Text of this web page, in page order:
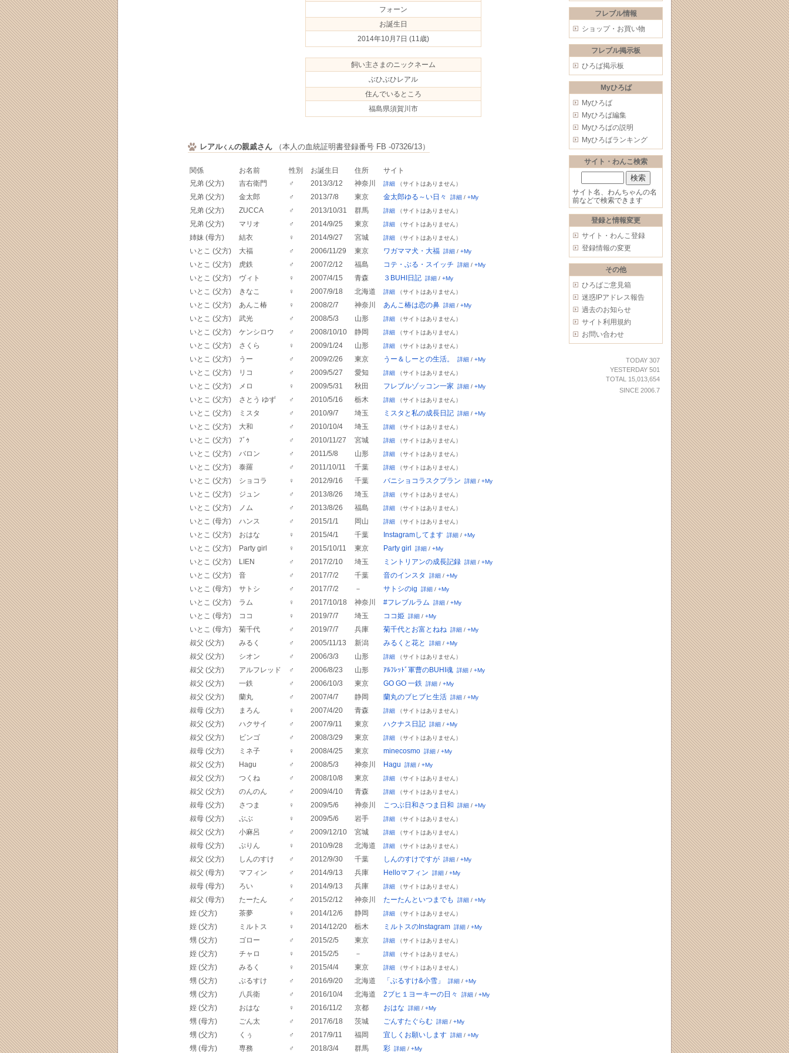
フレブル情報
ショップ・お買い物
フレブル掲示板
ひろば掲示板
Myひろば
Myひろば
Myひろば編集
Myひろばの説明
Myひろばランキング
サイト・わんこ検索
サイト名、わんちゃんの名
前などで検索できます
登録と情報変更
サイト・わんこ登録
登録情報の変更
その他
ひろばご意見箱
迷惑IPアドレス報告
過去のお知らせ
サイト利用規約
お問い合わせ
TODAY 307
YESTERDAY 501
TOTAL 15,013,654
SINCE 2006.7
フォーン
お誕生日
2014年10月7日 (11歳)
飼い主さまのニックネーム
ぶひぶひレアル
住んでいるところ
福島県須賀川市
レアルくんの親戚さん（本人の血統証明書登録番号 FB -07326/13）
関係 お名前 性別 お誕生日 住所
サイト
兄弟 (父方)
吉右衛門 ♂ 2013/3/12 神奈川 詳細（サイトはありません）
兄弟 (父方) 金太郎 ♂ 2013/7/8 東京 金太郎ゆる～い日々 詳細/ +My
兄弟 (父方) ZUCCA ♂ 2013/10/31 群馬 詳細（サイトはありません）
兄弟 (父方) マリオ ♂ 2014/9/25 東京 詳細（サイトはありません）
姉妹 (母方) 結衣 ♀ 2014/9/27 宮城 詳細（サイトはありません）
いとこ (父方) 大福 ♂ 2006/11/29 東京 ワガママ犬・大福 詳細/ +My
いとこ (父方) 虎鉄 ♂ 2007/2/12 福島 コテ・ぶる・スイッチ 詳細/ +My
いとこ (父方) ヴィト ♀ 2007/4/15 青森 ３BUHI日記 詳細/ +My
いとこ (父方) きなこ ♀ 2007/9/18 北海道 詳細（サイトはありません）
いとこ (父方) あんこ椿 ♀ 2008/2/7 神奈川 あんこ椿は恋の鼻 詳細/ +My
いとこ (父方) 武光 ♂ 2008/5/3 山形 詳細（サイトはありません）
いとこ (父方) ケンシロウ ♂ 2008/10/10 静岡 詳細（サイトはありません）
いとこ (父方) さくら ♀ 2009/1/24 山形 詳細（サイトはありません）
いとこ (父方) うー ♂ 2009/2/26 東京 うー＆しーとの生活。 詳細/ +My
いとこ (父方) リコ ♂ 2009/5/27 愛知 詳細（サイトはありません）
いとこ (父方) メロ ♀ 2009/5/31 秋田 フレブルゾッコン一家 詳細/ +My
いとこ (父方) さとう ゆず ♂ 2010/5/16 栃木 詳細（サイトはありません）
いとこ (父方) ミスタ ♂ 2010/9/7 埼玉 ミスタと私の成長日記 詳細/ +My
いとこ (父方) 大和 ♂ 2010/10/4 埼玉 詳細（サイトはありません）
いとこ (父方) ﾌﾞｩ ♂ 2010/11/27 宮城 詳細（サイトはありません）
いとこ (父方) バロン ♂ 2011/5/8 山形 詳細（サイトはありません）
いとこ (父方) 泰羅 ♂ 2011/10/11 千葉 詳細（サイトはありません）
いとこ (父方) ショコラ ♀ 2012/9/16 千葉 バニショコラスクブラン 詳細/ +My
いとこ (父方) ジュン ♂ 2013/8/26 埼玉 詳細（サイトはありません）
いとこ (父方) ノム ♂ 2013/8/26 福島 詳細（サイトはありません）
いとこ (母方) ハンス ♂ 2015/1/1 岡山 詳細（サイトはありません）
いとこ (父方) おはな ♀ 2015/4/1 千葉 Instagramしてます 詳細/ +My
いとこ (父方) Party girl ♀ 2015/10/11 東京 Party girl 詳細/ +My
いとこ (父方) LIEN ♂ 2017/2/10 埼玉 ミントリアンの成長記録 詳細/ +My
いとこ (父方) 音 ♂ 2017/7/2 千葉 音のインスタ 詳細/ +My
いとこ (母方) サトシ ♂ 2017/7/2 － サトシのig 詳細/ +My
いとこ (父方) ラム ♀ 2017/10/18 神奈川 #フレブルラム 詳細/ +My
いとこ (母方) ココ ♀ 2019/7/7 埼玉 ココ姫 詳細/ +My
いとこ (母方) 菊千代 ♂ 2019/7/7 兵庫 菊千代とお富とねね 詳細/ +My
叔父 (父方) みるく ♂ 2005/11/13 新潟 みるくと花と 詳細/ +My
叔父 (父方) シオン ♂ 2006/3/3 山形 詳細（サイトはありません）
叔父 (父方) アルフレッド ♂ 2006/8/23 山形 ｱﾙﾌﾚｯﾄﾞ軍曹のBUHI魂 詳細/ +My
叔父 (父方) 一鉄 ♂ 2006/10/3 東京 GO GO 一鉄 詳細/ +My
叔父 (父方) 蘭丸 ♂ 2007/4/7 静岡 蘭丸のブヒブヒ生活 詳細/ +My
叔母 (父方) まろん ♀ 2007/4/20 青森 詳細（サイトはありません）
叔父 (父方) ハクサイ ♂ 2007/9/11 東京 ハクナス日記 詳細/ +My
叔父 (父方) ビンゴ ♂ 2008/3/29 東京 詳細（サイトはありません）
叔母 (父方) ミネ子 ♀ 2008/4/25 東京 minecosmo 詳細/ +My
叔父 (父方) Hagu ♂ 2008/5/3 神奈川 Hagu 詳細/ +My
叔父 (父方) つくね ♂ 2008/10/8 東京 詳細（サイトはありません）
叔父 (父方) のんのん ♂ 2009/4/10 青森 詳細（サイトはありません）
叔母 (父方) さつま ♀ 2009/5/6 神奈川 こつぶ日和さつま日和 詳細/ +My
叔母 (父方) ぶぶ ♀ 2009/5/6 岩手 詳細（サイトはありません）
叔父 (父方) 小麻呂 ♂ 2009/12/10 宮城 詳細（サイトはありません）
叔母 (父方) ぷりん ♀ 2010/9/28 北海道 詳細（サイトはありません）
叔父 (父方) しんのすけ ♂ 2012/9/30 千葉 しんのすけですが 詳細/ +My
叔父 (母方) マフィン ♂ 2014/9/13 兵庫 Helloマフィン 詳細/ +My
叔母 (母方) ろい ♀ 2014/9/13 兵庫 詳細（サイトはありません）
叔父 (母方) たーたん ♂ 2015/2/12 神奈川 たーたんといつまでも 詳細/ +My
姪 (父方) 茶夢 ♀ 2014/12/6 静岡 詳細（サイトはありません）
姪 (父方) ミルトス ♀ 2014/12/20 栃木 ミルトスのInstagram 詳細/ +My
甥 (父方) ゴロー ♂ 2015/2/5 東京 詳細（サイトはありません）
姪 (父方) チャロ ♀ 2015/2/5 － 詳細（サイトはありません）
姪 (父方) みるく ♀ 2015/4/4 東京 詳細（サイトはありません）
甥 (父方) ぶるすけ ♂ 2016/9/20 北海道 「ぶるすけ&小雪」 詳細/ +My
甥 (父方) 八兵衛 ♂ 2016/10/4 北海道 2ブヒ１ヨーキーの日々 詳細/ +My
姪 (父方) おはな ♀ 2016/11/2 京都 おはな 詳細/ +My
甥 (母方) ごん太 ♂ 2017/6/18 茨城 ごんすたぐらむ 詳細/ +My
甥 (父方) くぅ ♂ 2017/9/11 福岡 宜しくお願いします 詳細/ +My
甥 (母方) 専務 ♂ 2018/3/4 群馬 彩 詳細/ +My